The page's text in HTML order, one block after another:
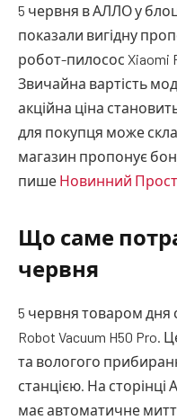
5 червня в АЛЛО у
показали вигідну
робот-пилосос Xiaomi
Звичайна вартість
акційна ціна
для покупця може
магазин пропонує
пише Новинний
Що саме
червня
5 червня товаром дня
Robot Vacuum H50 Pro.
та вологого
станцією. На
має автоматичне